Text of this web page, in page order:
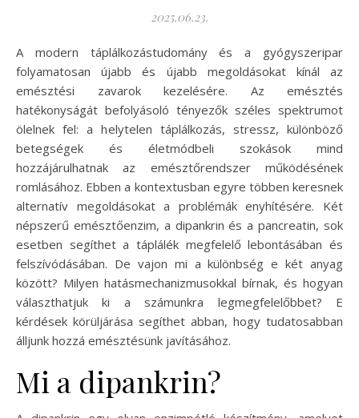
2025.06.23.
A modern táplálkozástudomány és a gyógyszeripar
folyamatosan újabb és újabb megoldásokat kínál az
emésztési zavarok kezelésére. Az emésztés
hatékonyságát befolyásoló tényezők széles spektrumot
ölelnek fel: a helytelen táplálkozás, stressz, különböző
betegségek és életmódbeli szokások mind
hozzájárulhatnak az emésztőrendszer működésének
romlásához. Ebben a kontextusban egyre többen keresnek
alternatív megoldásokat a problémák enyhítésére. Két
népszerű emésztőenzim, a dipankrin és a pancreatin, sok
esetben segíthet a táplálék megfelelő lebontásában és
felszívódásában. De vajon mi a különbség e két anyag
között? Milyen hatásmechanizmusokkal bírnak, és hogyan
választhatjuk ki a számunkra legmegfelelőbbet? E
kérdések körüljárása segíthet abban, hogy tudatosabban
álljunk hozzá emésztésünk javításához.
Mi a dipankrin?